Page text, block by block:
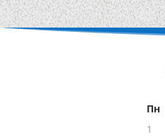
Пн
1